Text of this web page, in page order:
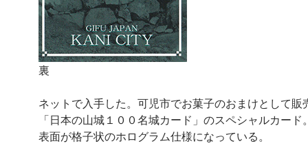
裏
ネットで入手した。可児市でお菓子のおまけとして販
「日本の山城１００名城カード」のスペシャルカード
表面が格子状のホログラム仕様になっている。